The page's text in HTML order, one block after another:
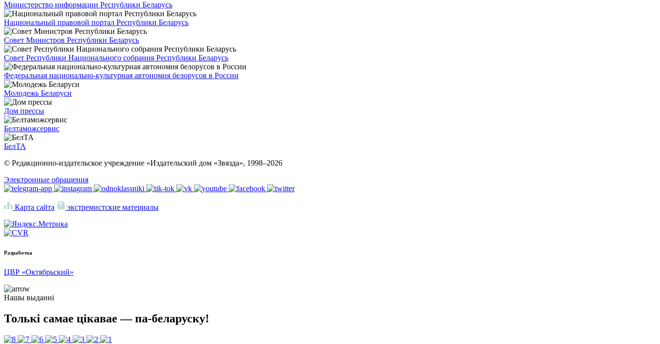
Министерство информации Республики Беларусь
Национальный правовой портал Республики Беларусь
Совет Министров Республики Беларусь
Совет Республики Национального собрания Республики Беларусь
Федеральная национально-культурная автономия белорусов в России
Молодежь Беларуси
Дом прессы
Белтаможсервис
БелТА
© Редакционно-издательское учреждение «Издательский дом «Звязда», 1998–2026
Электронные обращения
Карта сайта экстремистские материалы
Разработка
ЦВР «Октябрьский»
Нашы выданні
Толькі самае цікавае — па-беларуску!